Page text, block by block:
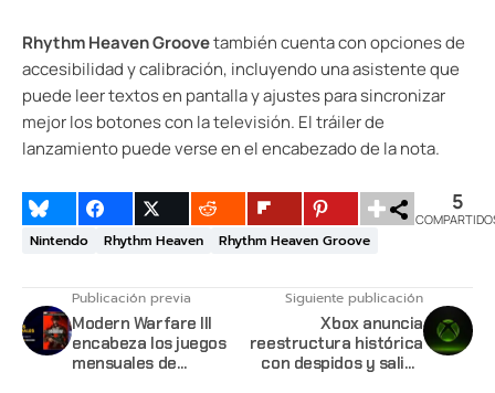
Rhythm Heaven Groovetambién cuenta con opciones de
accesibilidad y calibración, incluyendo una asistente que
puede leer textos en pantalla y ajustes para sincronizar
mejor los botones con la televisión. El tráiler de
lanzamiento puede verse en el encabezado de la nota.
5
Nintendo Rhythm Heaven Rhythm Heaven Groove
Publicación previa
Modern Warfare III
encabeza los juegos
mensuales de
Siguiente publicación
Xbox anuncia
reestructura histórica
con despidos y salida